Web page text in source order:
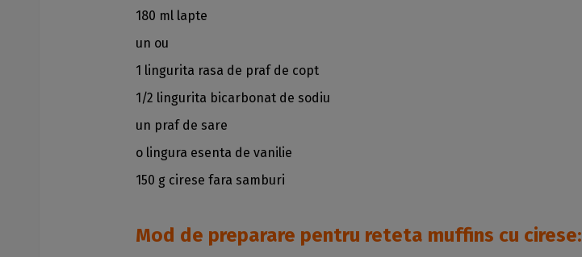
180 ml lapte
un ou
1 lingurita rasa de praf de copt
1/2 lingurita bicarbonat de sodiu
un praf de sare
o lingura esenta de vanilie
150 g cirese fara samburi
Mod de preparare pentru reteta muffins cu cirese: